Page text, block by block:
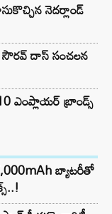
నెదర్లాండ్
సౌరవ్ దాస్ సంచలన
ఎంప్లాయర్ బ్రాండ్స్
బ్యాటరీతో